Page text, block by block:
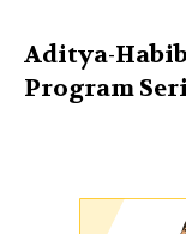
Aditya-
Program